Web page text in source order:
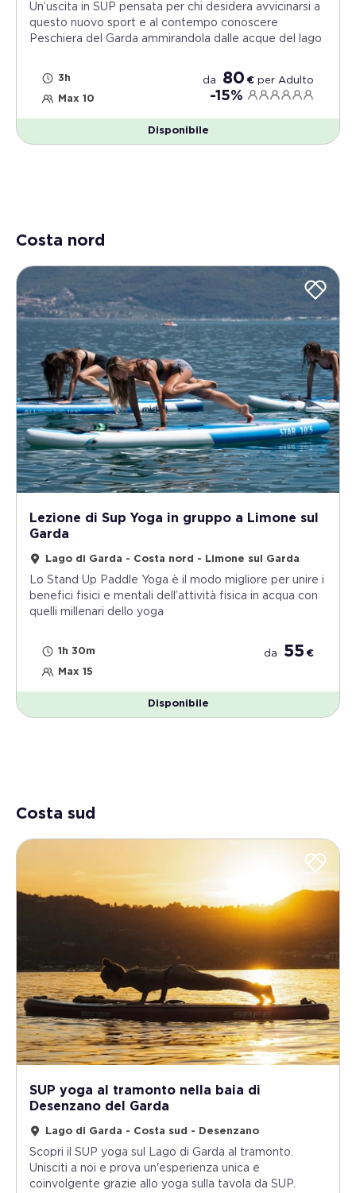
Un’uscita in SUP pensata per chi desidera avvicinarsi a
questo nuovo sport e al contempo conoscere
Peschiera del Garda ammirandola dalle acque del lago
3h
Max 10
da 80 € per Adulto
-15%
Disponibile
Costa nord
Lezione di Sup Yoga in gruppo a Limone sul
Garda
Lago di Garda - Costa nord - Limone sul Garda
Lo Stand Up Paddle Yoga è il modo migliore per unire i
benefici fisici e mentali dell’attività fisica in acqua con
quelli millenari dello yoga
1h 30m
Max 15
da 55 €
Disponibile
Costa sud
SUP yoga al tramonto nella baia di
Desenzano del Garda
Lago di Garda - Costa sud - Desenzano
Scopri il SUP yoga sul Lago di Garda al tramonto.
Unisciti a noi e prova un'esperienza unica e
coinvolgente grazie allo yoga sulla tavola da SUP.